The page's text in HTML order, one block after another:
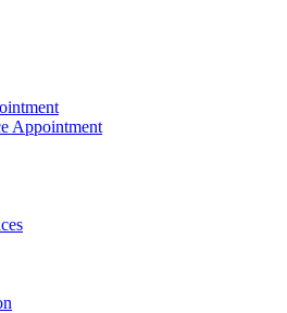
Appointment